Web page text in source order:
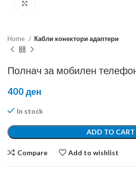
Home Кабли конектори адаптери
Полнач за мобилен
400ден
In stock
ADD TO CART
Compare Add to wishlist